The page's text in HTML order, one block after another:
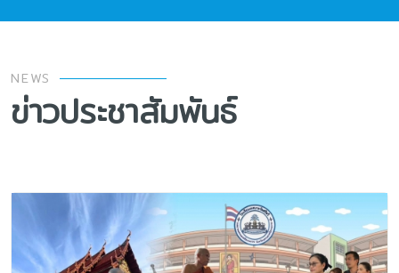
NEWS
ข่าวประชาสัมพันธ์